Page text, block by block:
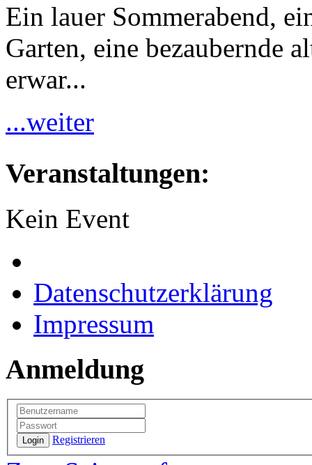
Ein lauer Sommerabend,
Garten, eine bezaubernde
erwar...
...weiter
Veranstaltungen:
Kein Event
Datenschutzerklärung
Impressum
Anmeldung
Login Registrieren